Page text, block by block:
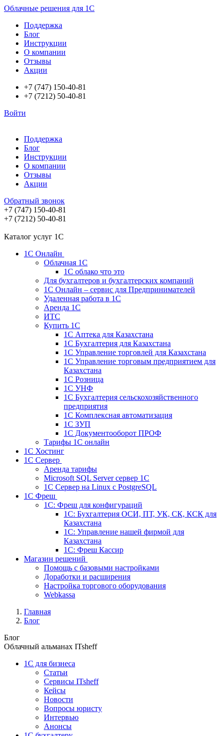
Облачные решения для 1С
Поддержка
Блог
Инструкции
О компании
Отзывы
Акции
+7 (747) 150-40-81
+7 (7212) 50-40-81
Войти
Поддержка
Блог
Инструкции
О компании
Отзывы
Акции
Обратный звонок
+7 (747) 150-40-81
+7 (7212) 50-40-81
Каталог услуг 1С
1С Онлайн
Облачная 1С
1C облако что это
Для бухгалтеров и бухгалтерских компаний
1C Онлайн – сервис для Предпринимателей
Удаленная работа в 1С
Аренда 1С
ИТС
Купить 1С
1С Аптека для Казахстана
1С Бухгалтерия для Казахстана
1С Управление торговлей для Казахстана
1С Управление торговым предприятием для
Казахстана
1С Розница
1С УНФ
1С Бухгалтерия сельскохозяйственного
предприятия
1С Комплексная автоматизация
1С ЗУП
1С Документооборот ПРОФ
Тарифы 1С онлайн
1С Хостинг
1С Сервер
Аренда тарифы
Microsoft SQL Server сервер 1С
1С Сервер на Linux c PostgreSQL
1С Фреш
1С: Фреш для конфигураций
1С: Бухгалтерия ОСИ, ПТ, УК, СК, КСК для
Казахстана
1С: Управление нашей фирмой для
Казахстана
1С: Фреш Кассир
Магазин решений
Помощь с базовыми настройками
Доработки и расширения
Настройка торгового оборудования
Webkassa
Главная
Блог
Блог
Облачный альманах ITsheff
1C для бизнеса
Статьи
Сервисы ITsheff
Кейсы
Новости
Вопросы юристу
Интервью
Анонсы